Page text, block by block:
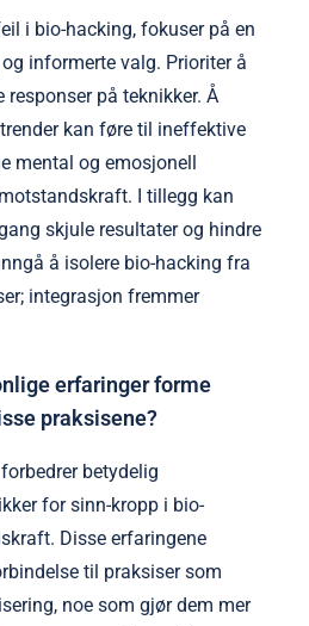
i bio-hacking, fokuser på en
informerte valg. Prioriter å
på teknikker. Å
kan føre til ineffektive
mental og emosjonell
I tillegg kan
skjule resultater og hindre
å isolere bio-hacking fra
integrasjon fremmer
erfaringer forme
praksisene?
betydelig
for sinn-kropp i bio-
Disse erfaringene
til praksiser som
noe som gjør dem mer